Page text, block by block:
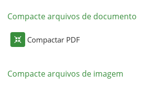
Compacte arquivos de documento
Compactar PDF
Compacte arquivos de imagem